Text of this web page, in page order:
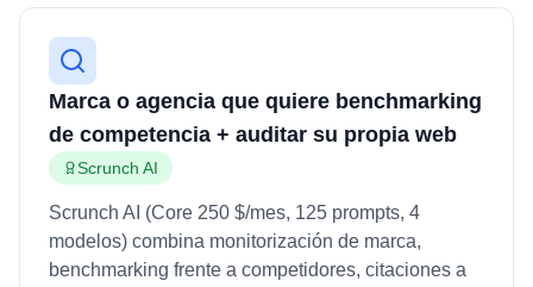
Marca o agencia que quiere benchmarking
de competencia + auditar su propia web
Scrunch AI
Scrunch AI (Core 250 $/mes, 125 prompts, 4
modelos) combina monitorización de marca,
benchmarking frente a competidores, citaciones a